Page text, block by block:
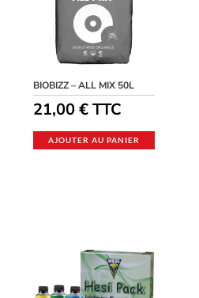
BIOBIZZ – ALL MIX 50L
21,00€ TTC
AJOUTER AU PANIER